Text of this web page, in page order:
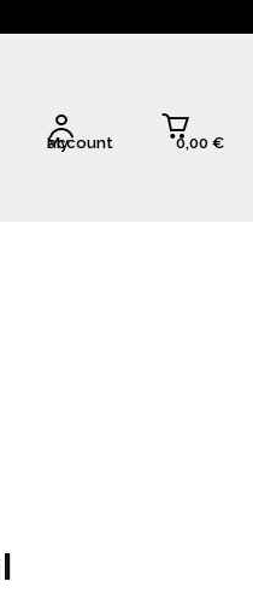
My account 0,00 €